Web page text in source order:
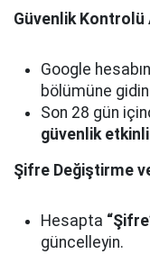
Güvenlik Kontrolü
Google
bölümüne
Son 28 gün
güvenlik
Şifre Değiştirme
Hesapta
güncelleyin.